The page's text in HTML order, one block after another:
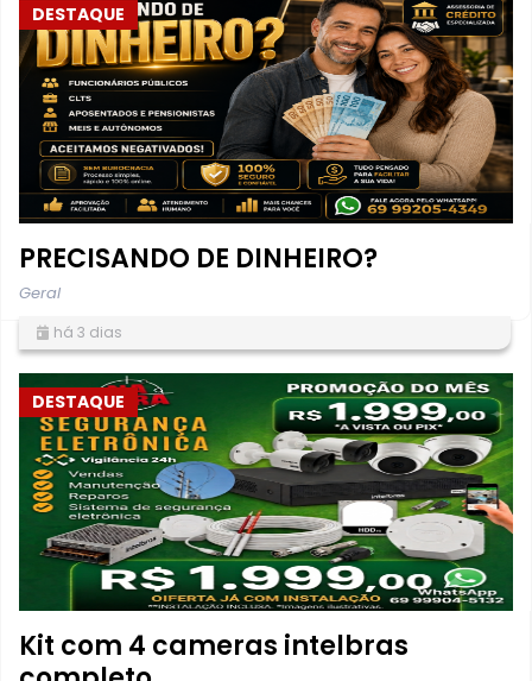
DESTAQUE
PRECISANDO DE DINHEIRO?
Geral
há 3 dias
DESTAQUE
Kit com 4 cameras intelbras